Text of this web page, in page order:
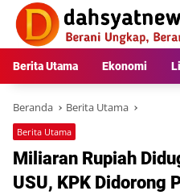
Langsung
konten
Berita Utama Ekonomi
Beranda Berita Utama
Berita Utama
Miliaran Rupiah
USU, KPK Didorong